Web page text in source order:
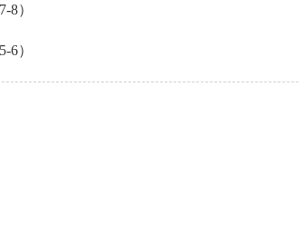
8）
6）